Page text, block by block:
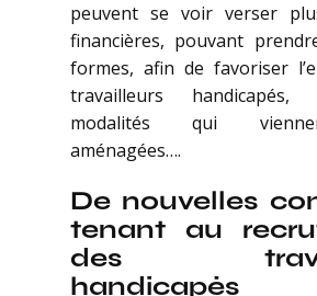
peuvent se voir verser
financières, pouvant
formes, afin de favoriser
travailleurs
modalités qui
aménagées….
De nouvelles
tenant au
des
handicapés